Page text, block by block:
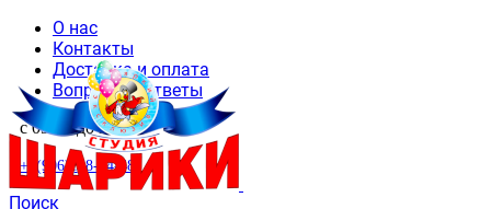
О нас
Контакты
Доставка и оплата
Вопросы и ответы
с 09-00 до 20-00
+7(906)468-44-48
Поиск